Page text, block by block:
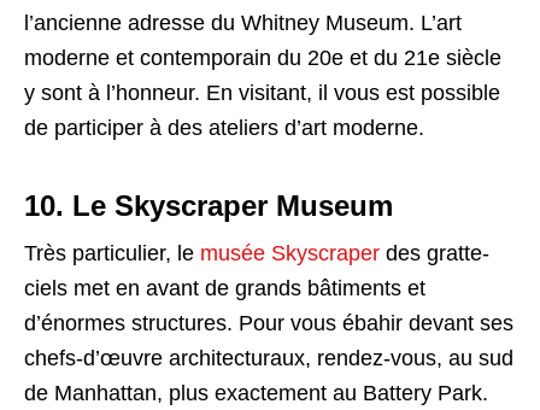
l’ancienne adresse du Whitney Museum. L’art
moderne et contemporain du 20e et du 21e siècle
y sont à l’honneur. En visitant, il vous est possible
de participer à des ateliers d’art moderne.
10. Le Skyscraper Museum
Très particulier, le musée Skyscraper des gratte-
ciels met en avant de grands bâtiments et
d’énormes structures. Pour vous ébahir devant ses
chefs-d’œuvre architecturaux, rendez-vous, au sud
de Manhattan, plus exactement au Battery Park.